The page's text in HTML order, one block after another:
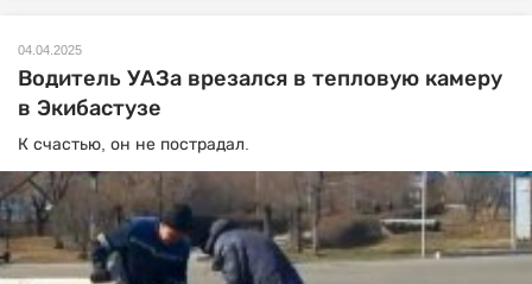
04.04.2025
Водитель УАЗа врезался в тепловую камеру
в Экибастузе
К счастью, он не пострадал.